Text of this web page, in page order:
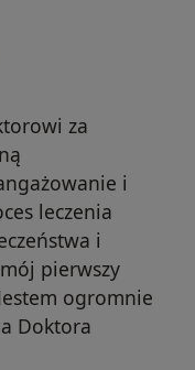
za
i
leczenia
i
pierwszy
ogromnie
Doktora